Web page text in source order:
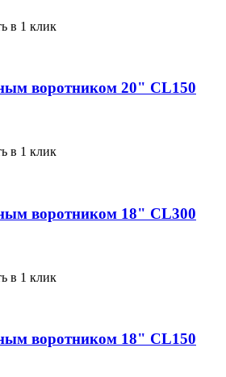
в 1 клик
воротником 20" CL150
в 1 клик
воротником 18" CL300
в 1 клик
воротником 18" CL150